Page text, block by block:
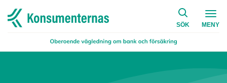
Navigera till startsidan
SÖK
på
MENY